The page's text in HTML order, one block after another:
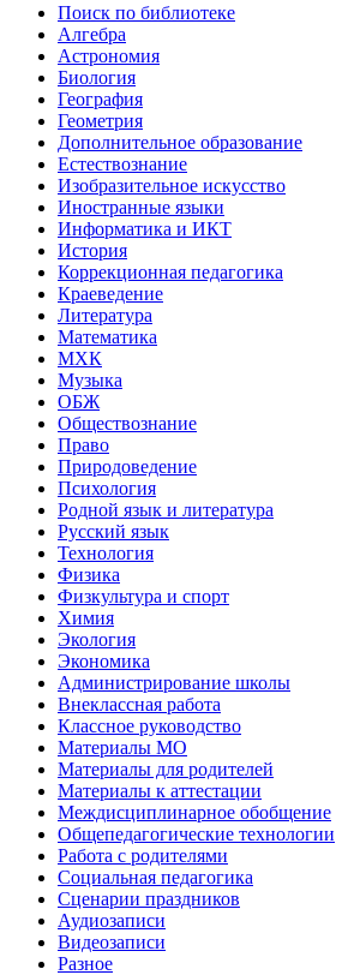
Поиск по библиотеке
Алгебра
Астрономия
Биология
География
Геометрия
Дополнительное образование
Естествознание
Изобразительное искусство
Иностранные языки
Информатика и ИКТ
История
Коррекционная педагогика
Краеведение
Литература
Математика
МХК
Музыка
ОБЖ
Обществознание
Право
Природоведение
Психология
Родной язык и литература
Русский язык
Технология
Физика
Физкультура и спорт
Химия
Экология
Экономика
Администрирование школы
Внеклассная работа
Классное руководство
Материалы МО
Материалы для родителей
Материалы к аттестации
Междисциплинарное обобщение
Общепедагогические технологии
Работа с родителями
Социальная педагогика
Сценарии праздников
Аудиозаписи
Видеозаписи
Разное